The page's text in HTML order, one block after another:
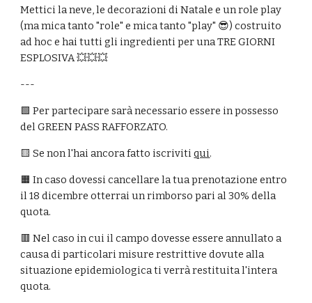
Mettici la neve, le decorazioni di Natale e un role play
(ma mica tanto "role" e mica tanto "play" 😎) costruito
ad hoc e hai tutti gli ingredienti per una TRE GIORNI
ESPLOSIVA 💥💥💥
---
🟩 Per partecipare sarà necessario essere in possesso
del GREEN PASS RAFFORZATO.
🟨 Se non l'hai ancora fatto iscrivitiqui.
🟧 In caso dovessi cancellare la tua prenotazione entro
il 18 dicembre otterrai un rimborso pari al 30% della
quota.
🟥 Nel caso in cui il campo dovesse essere annullato a
causa di particolari misure restrittive dovute alla
situazione epidemiologica ti verrà restituita l'intera
quota.